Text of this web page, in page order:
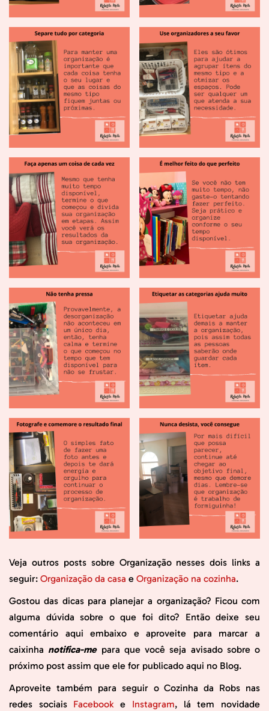
Veja outros posts sobre Organização nesses dois links a
seguir: Organização da casa e Organização na cozinha.
Gostou das dicas para planejar a organização? Ficou com
alguma dúvida sobre o que foi dito? Então deixe seu
comentário aqui embaixo e aproveite para marcar a
caixinha notifica-mepara que você seja avisado sobre o
próximo post assim que ele for publicado aqui no Blog.
Aproveite também para seguir o Cozinha da Robs nas
redes sociais Facebooke Instagram, lá tem novidade